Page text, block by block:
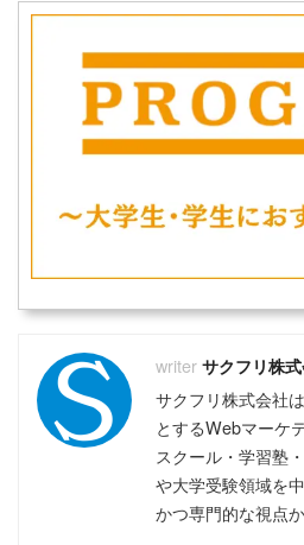
サクフリ株
サクフリ株式会社
とするWebマーケ
スクール・学習塾
や大学受験領域を
かつ専門的な視点